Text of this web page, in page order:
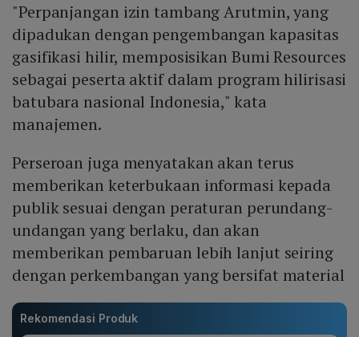
"Perpanjangan izin tambang Arutmin, yang
dipadukan dengan pengembangan kapasitas
gasifikasi hilir, memposisikan Bumi Resources
sebagai peserta aktif dalam program hilirisasi
batubara nasional Indonesia," kata
manajemen.
Perseroan juga menyatakan akan terus
memberikan keterbukaan informasi kepada
publik sesuai dengan peraturan perundang-
undangan yang berlaku, dan akan
memberikan pembaruan lebih lanjut seiring
dengan perkembangan yang bersifat material
Rekomendasi Produk